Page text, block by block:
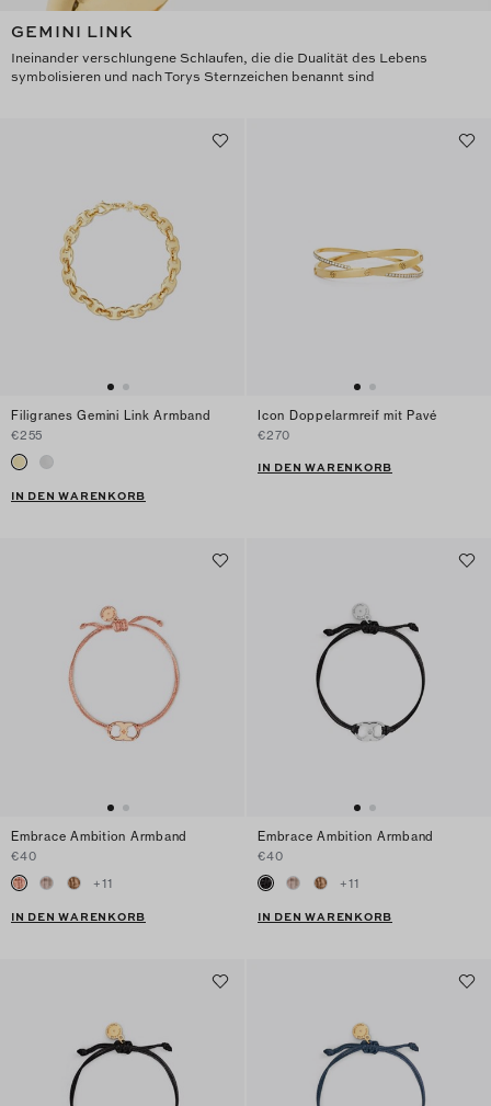
GEMINI LINK
Ineinander verschlungene Schlaufen, die die Dualität des Lebens
symbolisieren und nach Torys Sternzeichen benannt sind
Filigranes Gemini Link Armband
€255
IN DEN WARENKORB
Icon Doppelarmreif mit Pavé
€270
IN DEN WARENKORB
Embrace Ambition Armband
€40
+11
IN DEN WARENKORB
Embrace Ambition Armband
€40
+11
IN DEN WARENKORB